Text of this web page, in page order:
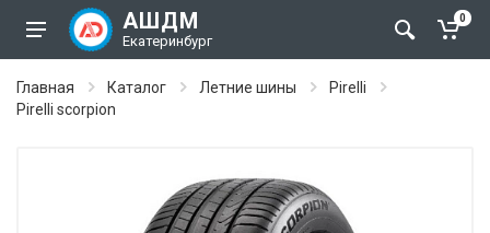
АШДМ
Екатеринбург
0
Главная Каталог Летние шины
Pirelli
Pirelli scorpion